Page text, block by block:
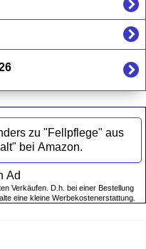
zu "Fellpflege" aus
der Kategorie "Haushalt" bei Amazon.
Verkäufen. D.h. bei einer Bestellung
eine kleine Werbekostenerstattung.